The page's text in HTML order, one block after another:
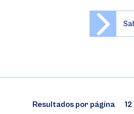
Resultados por página 12